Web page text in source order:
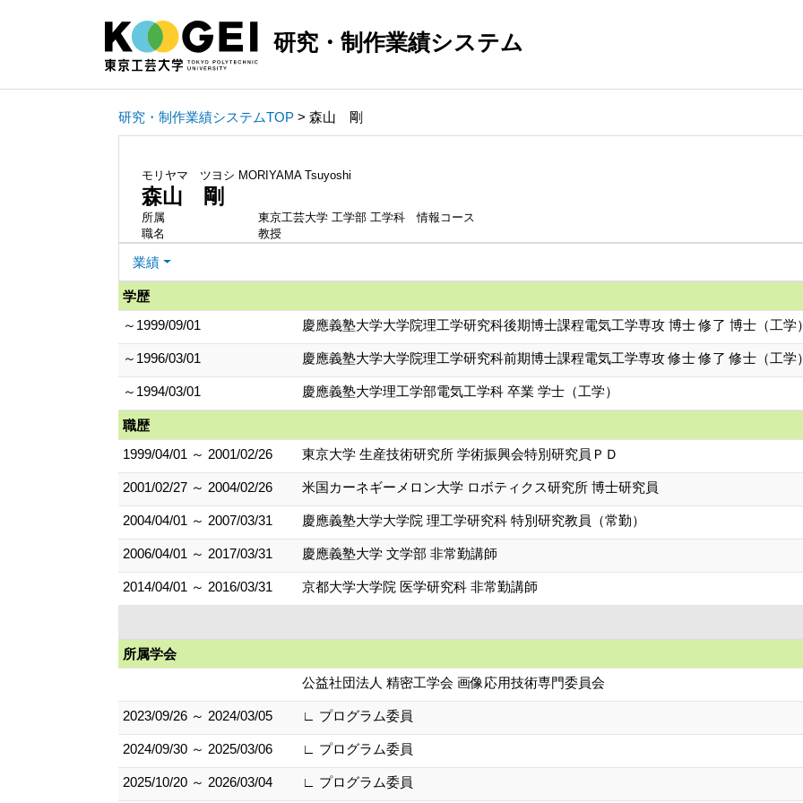
研究・制作業績システム
研究・制作業績システムTOP > 森山 剛
モリヤマ ツヨシ MORIYAMA Tsuyoshi
森山 剛
所属
東京工芸大学 工学部 工学科 情報コース
職名
教授
業績
学歴
～1999/09/01
慶應義塾大学大学院理工学研究科後期博士課程電気工学専攻 博士 修了 博士（工学）
～1996/03/01 慶應義塾大学大学院理工学研究科前期博士課程電気工学専攻 修士 修了 修士（工学）
～1994/03/01 慶應義塾大学理工学部電気工学科 卒業 学士（工学）
職歴
1999/04/01 ～ 2001/02/26
東京大学 生産技術研究所 学術振興会特別研究員ＰＤ
2001/02/27 ～ 2004/02/26 米国カーネギーメロン大学 ロボティクス研究所 博士研究員
2004/04/01 ～ 2007/03/31 慶應義塾大学大学院 理工学研究科 特別研究教員（常勤）
2006/04/01 ～ 2017/03/31 慶應義塾大学 文学部 非常勤講師
2014/04/01 ～ 2016/03/31 京都大学大学院 医学研究科 非常勤講師
所属学会
公益社団法人 精密工学会 画像応用技術専門委員会
2023/09/26 ～ 2024/03/05 ∟ プログラム委員
2024/09/30 ～ 2025/03/06 ∟ プログラム委員
2025/10/20 ～ 2026/03/04 ∟ プログラム委員